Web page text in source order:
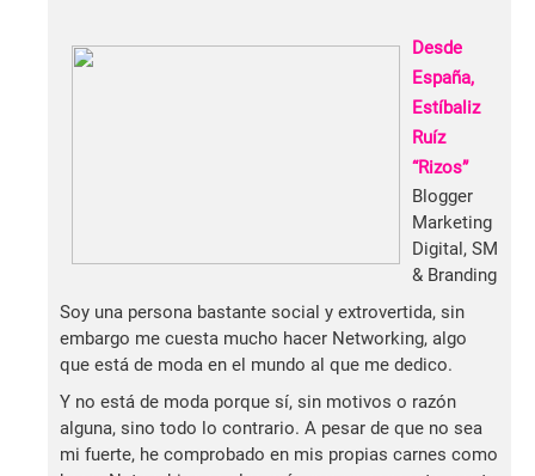
Desde
España,
Estíbaliz
Ruíz
“Rizos”
Blogger
Marketing
Digital, SM
& Branding
Soy una persona bastante social y extrovertida, sin
embargo me cuesta mucho hacer Networking, algo
que está de moda en el mundo al que me dedico.
Y no está de moda porque sí, sin motivos o razón
alguna, sino todo lo contrario. A pesar de que no sea
mi fuerte, he comprobado en mis propias carnes como